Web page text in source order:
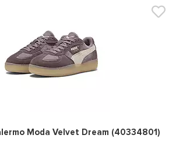
0
Moda Velvet Dream (40334801)